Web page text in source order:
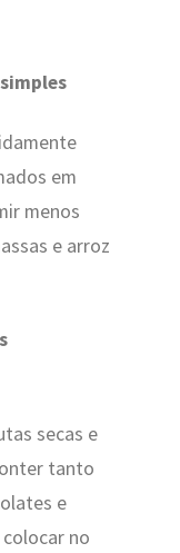
em
menos
e arroz
secas e
tanto
e
no